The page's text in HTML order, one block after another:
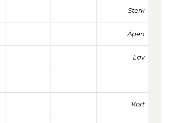
Sterk
Åpen
Lav
Kort